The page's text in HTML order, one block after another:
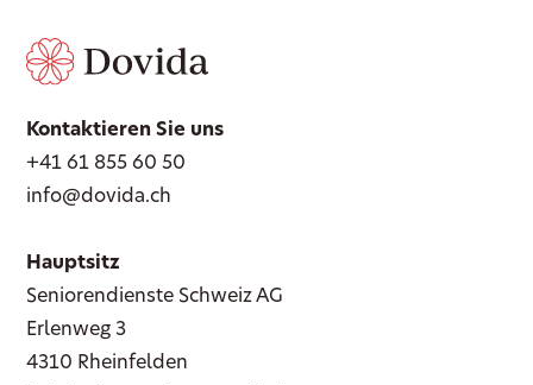
Kontaktieren Sie uns
+41 61 855 60 50
info@dovida.ch
Hauptsitz
Seniorendienste Schweiz AG
Erlenweg 3
4310 Rheinfelden